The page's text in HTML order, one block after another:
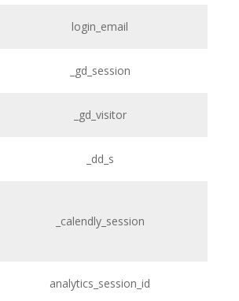
login_email
_gd_session
_gd_visitor
_dd_s
_calendly_session
analytics_session_id